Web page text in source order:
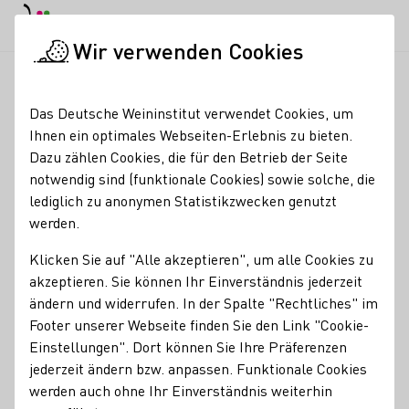
Weinhof Martin
Seit Jahresbeginn 2021 hat Michael in dritter Generation
die Leitung des Familienbetriebs. Dabei unterstützt ihn
Günter weiterhin im Betrieb aktiv – und seine Schwester
ist im Büro tätig.
Glühwein Perlwein / Secco Sekt Wein
Traubensaft
Weinessig
Brände / Destillate Federweißer Roséwein
Wir verwenden Cookies
Das Deutsche Weininstitut verwendet Cookies, um
Ihnen ein optimales Webseiten-Erlebnis zu bieten.
Dazu zählen Cookies, die für den Betrieb der Seite
notwendig sind (funktionale Cookies) sowie solche, die
lediglich zu anonymen Statistikzwecken genutzt
werden.
Klicken Sie auf "Alle akzeptieren", um alle Cookies zu
akzeptieren. Sie können Ihr Einverständnis jederzeit
ändern und widerrufen. In der Spalte "Rechtliches" im
Footer unserer Webseite finden Sie den Link "Cookie-
Einstellungen". Dort können Sie Ihre Präferenzen
jederzeit ändern bzw. anpassen. Funktionale Cookies
werden auch ohne Ihr Einverständnis weiterhin